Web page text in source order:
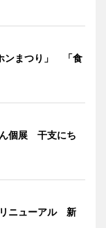
ンまつり」 「食
個展 干支にち
ニューアル 新